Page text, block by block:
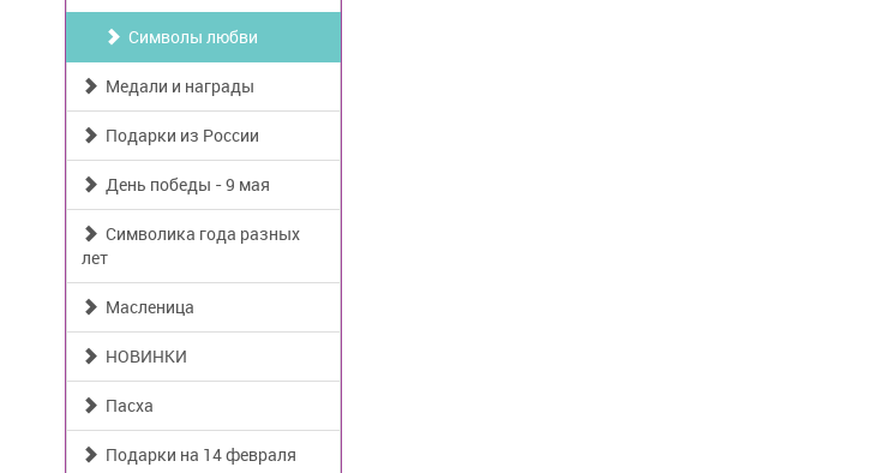
Символы любви
Медали и награды
Подарки из России
День победы - 9 мая
Символика года разных
лет
Масленица
НОВИНКИ
Пасха
Подарки на 14 февраля